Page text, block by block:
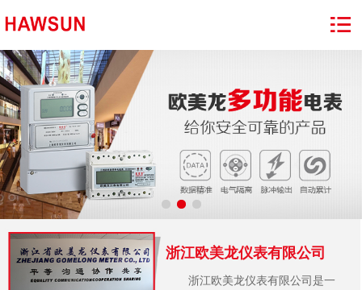
浙江欧美龙仪表有限公司
浙江欧美龙仪表有限公司是一